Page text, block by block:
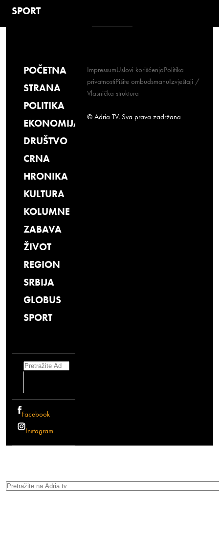
SPORT
POČETNA
STRANA
POLITIKA
EKONOMIJA
DRUŠTVO
CRNA
HRONIKA
KULTURA
KOLUMNE
ZABAVA
ŽIVOT
REGION
SRBIJA
GLOBUS
SPORT
Search
Facebook
Instagram
ImpressumUslovi korišćenjaPolitika
privatnostiPišite ombudsmanuIzvještaji /
Vlasnička struktura
© Adria TV. Sva prava zadržana
Search